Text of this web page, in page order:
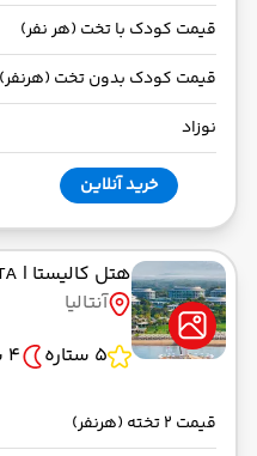
قیمت کودک با تخت (هر نفر)
قیمت کودک بدون تخت (هرنفر)
نوزاد
خرید آنلاین
هتل کالیستا | CALISTA
آنتالیا
5 ستاره
4 شب
قیمت 2 تخته (هرنفر)